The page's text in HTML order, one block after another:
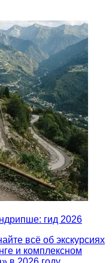
гид 2026
всё об экскурсиях
и комплексном